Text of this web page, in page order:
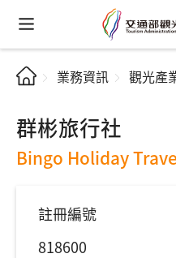
業務資訊 觀光產
群彬旅行社
Bingo Holiday
註冊編號
818600